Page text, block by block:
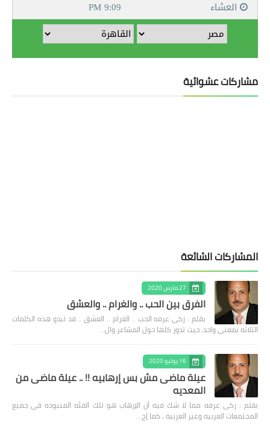
مشاركات عشوائية
المشاركات الشائعة
27 مارس 2020
الفرق بين الحب .. والغرام .. والعشق
بقلم : زكى عرفه الحب .. الغرام .. العشق .. قد تبدو هذه الكلمات
الثلاثه بمعنى واحد، حيث تدور كلها حول المشاعر وال…
16 يوليو 2020
عيلة ماضى مش بس إرهابيه !! .. عيلة ماضى من
المعديه
بقلم : زكى عرفه مما لا شك فيه أن الإرهاب هو تلك الفئه المنبوذه فى جميع
المجتمعات العربيه وغير العربيه ، كما إج…